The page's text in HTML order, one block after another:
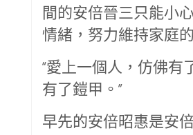
間的安倍晉三只能小
情緒，努力維持家庭
“愛上一個人，仿佛有
有了鎧甲。”
早先的安倍昭惠是安